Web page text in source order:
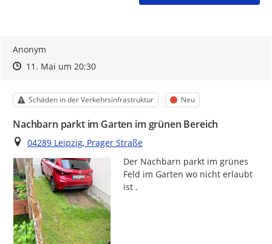
Anonym
Zeitpunkt des Erstellens
Zeitpunkt des Erstellens
11. Mai um 20:30Zur Äußerung
Kategorie
Schäden in der Verkehrsinfrastruktur Status
Neu
Nachbarn parkt im Garten im grünen Bereich
Ort
04289 Leipzig, Prager Straße
Der Nachbarn parkt im grünes
Feld im Garten wo nicht erlaubt
ist .